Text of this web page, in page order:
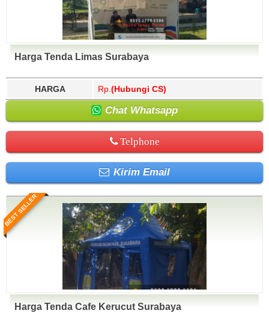
Harga Tenda Limas Surabaya
HARGA Rp. (Hubungi CS)
Chat Whatsapp
Telphone
Kirim Email
BEST SELLER
Harga Tenda Cafe Kerucut Surabaya